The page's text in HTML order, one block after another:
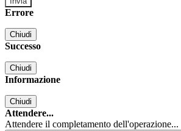
Errore
Chiudi
Successo
Chiudi
Informazione
Chiudi
Attendere...
Attendere il completamento dell'operazione...